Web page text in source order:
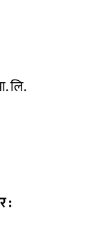
लि.
: